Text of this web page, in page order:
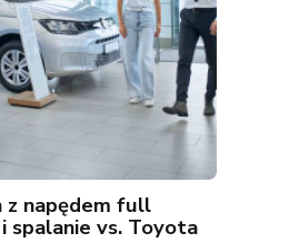
z napędem full
spalanie vs. Toyota